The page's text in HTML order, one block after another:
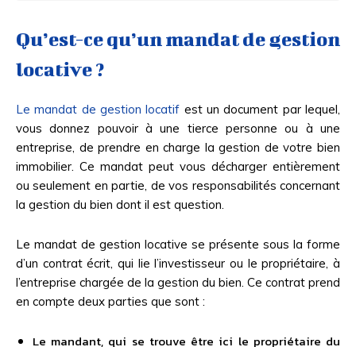
Qu’est-ce qu’un mandat de gestion
locative ?
Le mandat de gestion locatif est un document par lequel,
vous donnez pouvoir à une tierce personne ou à une
entreprise, de prendre en charge la gestion de votre bien
immobilier. Ce mandat peut vous décharger entièrement
ou seulement en partie, de vos responsabilités concernant
la gestion du bien dont il est question.
Le mandat de gestion locative se présente sous la forme
d’un contrat écrit, qui lie l’investisseur ou le propriétaire, à
l’entreprise chargée de la gestion du bien. Ce contrat prend
en compte deux parties que sont :
Le mandant, qui se trouve être ici le propriétaire du